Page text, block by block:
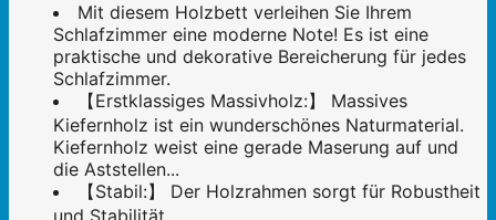
Mit diesem Holzbett verleihen Sie Ihrem
Schlafzimmer eine moderne Note! Es ist eine
praktische und dekorative Bereicherung für jedes
Schlafzimmer.
【Erstklassiges Massivholz:】 Massives
Kiefernholz ist ein wunderschönes Naturmaterial.
Kiefernholz weist eine gerade Maserung auf und
die Aststellen...
【Stabil:】 Der Holzrahmen sorgt für Robustheit